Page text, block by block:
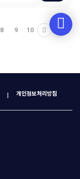
8 9 10
개인정보처리방침